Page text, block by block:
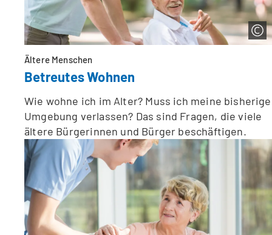
Ältere Menschen
Betreutes Wohnen
Wie wohne ich im Alter? Muss ich meine bisherige
Umgebung verlassen? Das sind Fragen, die viele
ältere Bürgerinnen und Bürger beschäftigen.